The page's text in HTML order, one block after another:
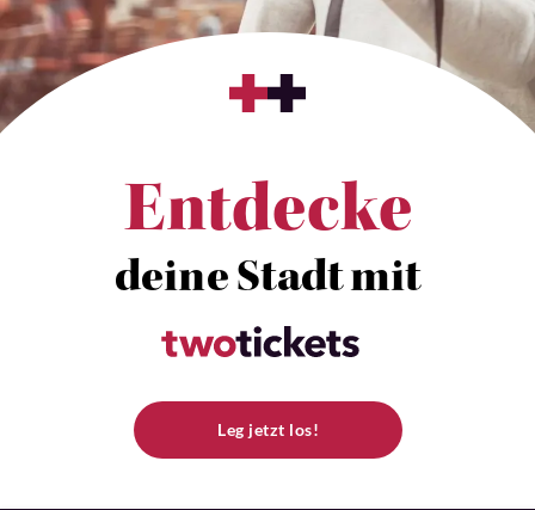
Entdecke
deine Stadt mit
Leg jetzt los!